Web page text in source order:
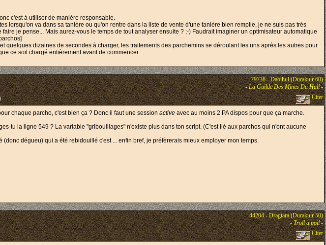
c'est à utiliser de manière responsable.
lorsqu'on va dans sa tanière ou qu'on rentre dans la liste de vente d'une tanière bien remplie, je ne suis pas très
je pense... Mais aurez-vous le temps de tout analyser ensuite ? ;-) Faudrait imaginer un optimisateur automatique
quelques dizaines de secondes à charger, les traitements des parchemins se déroulant les uns après les autres pour
ce soit chargé entièrement avant de commencer.
79738 - Dabihul (Durakuir 60)
-La Guilde Des Mines Du Hall-
Citer
chaque parcho, c'est bien ça ? Donc il faut une session active avec au moins 2 PA dispos pour que ça marche.
tu la ligne 549 ? La variable "gribouillages" n'existe plus dans ton script. (C'est lié aux parchos qui n'ont aucune
dégueu) qui a été rebidouillé c'est ... enfin bref, je préfèrerais mieux employer mon temps.
44204 - Dragtara (Durakuir 50)
-Troll à poil-
Citer